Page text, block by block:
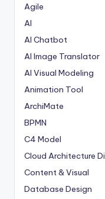
Agile
AI
AI Chatbot
AI Image Translator
AI Visual Modeling
Animation Tool
ArchiMate
BPMN
C4 Model
Cloud Architecture
Content & Visual
Database Design